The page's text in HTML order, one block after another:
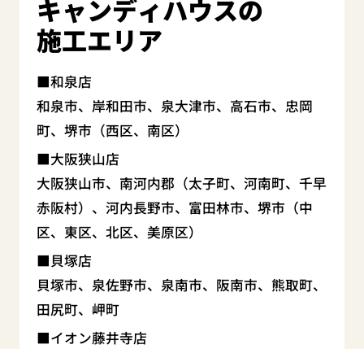
キャンディハウスの
施工エリア
和泉店
和泉市、岸和田市、泉大津市、高石市、忠岡
町、堺市（西区、南区）
大阪狭山店
大阪狭山市、南河内郡（太子町、河南町、千早
赤阪村）、河内長野市、富田林市、堺市（中
区、東区、北区、美原区）
貝塚店
貝塚市、泉佐野市、泉南市、阪南市、熊取町、
田尻町、岬町
イオン藤井寺店